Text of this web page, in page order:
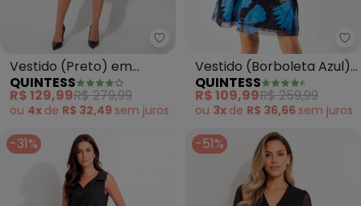
Quintess - Vestido (Preto) em
Vestido (Preto) em
Bengaline com Bolsos
QUINTESS
R$ 129,99R$ 279,99
ou 4x de R$ 32,49 sem juros
Vestido (Borboleta Azul)
em Tule
QUINTESS
R$ 109,99R$ 259,99
ou 3x de R$ 36,66 sem juros
-31% -51%